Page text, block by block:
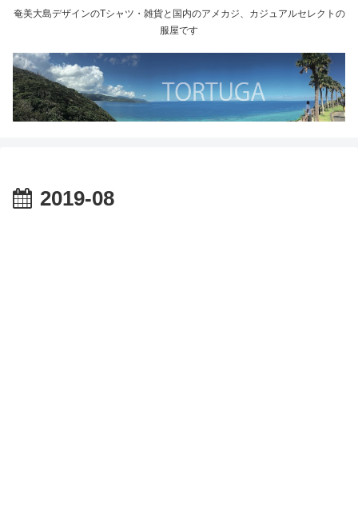
奄美大島デザインのTシャツ・雑貨と国内のアメカジ、カジュアルセレクトの
服屋です
2019-08